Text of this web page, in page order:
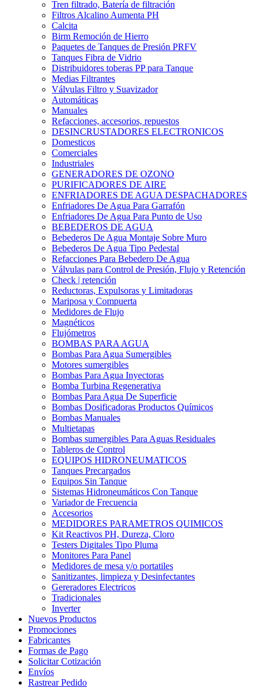
Tren filtrado, Batería de filtración
Filtros Alcalino Aumenta PH
Calcita
Birm Remoción de Hierro
Paquetes de Tanques de Presión PRFV
Tanques Fibra de Vidrio
Distribuidores toberas PP para Tanque
Medias Filtrantes
Válvulas Filtro y Suavizador
Automáticas
Manuales
Refacciones, accesorios, repuestos
DESINCRUSTADORES ELECTRONICOS
Domesticos
Comerciales
Industriales
GENERADORES DE OZONO
PURIFICADORES DE AIRE
ENFRIADORES DE AGUA DESPACHADORES
Enfriadores De Agua Para Garrafón
Enfriadores De Agua Para Punto de Uso
BEBEDEROS DE AGUA
Bebederos De Agua Montaje Sobre Muro
Bebederos De Agua Tipo Pedestal
Refacciones Para Bebedero De Agua
Válvulas para Control de Presión, Flujo y Retención
Check | retención
Reductoras, Expulsoras y Limitadoras
Mariposa y Compuerta
Medidores de Flujo
Magnéticos
Flujómetros
BOMBAS PARA AGUA
Bombas Para Agua Sumergibles
Motores sumergibles
Bombas Para Agua Inyectoras
Bomba Turbina Regenerativa
Bombas Para Agua De Superficie
Bombas Dosificadoras Productos Químicos
Bombas Manuales
Multietapas
Bombas sumergibles Para Aguas Residuales
Tableros de Control
EQUIPOS HIDRONEUMATICOS
Tanques Precargados
Equipos Sin Tanque
Sistemas Hidroneumáticos Con Tanque
Variador de Frecuencia
Accesorios
MEDIDORES PARAMETROS QUIMICOS
Kit Reactivos PH, Dureza, Cloro
Testers Digitales Tipo Pluma
Monitores Para Panel
Medidores de mesa y/o portatiles
Sanitizantes, limpieza y Desinfectantes
Gereradores Electricos
Tradicionales
Inverter
Nuevos Productos
Promociones
Fabricantes
Formas de Pago
Solicitar Cotización
Envíos
Rastrear Pedido